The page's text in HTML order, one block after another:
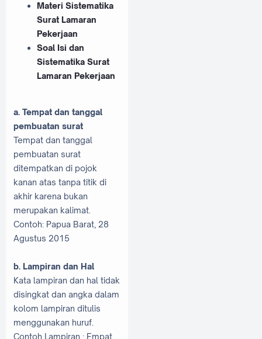
Materi Sistematika
Surat Lamaran
Pekerjaan
Soal Isi dan
Sistematika Surat
Lamaran Pekerjaan
a. Tempat dan tanggal
pembuatan surat
Tempat dan tanggal
pembuatan surat
ditempatkan di pojok
kanan atas tanpa titik di
akhir karena bukan
merupakan kalimat.
Contoh: Papua Barat, 28
Agustus 2015
b. Lampiran dan Hal
Kata lampiran dan hal tidak
disingkat dan angka dalam
kolom lampiran ditulis
menggunakan huruf.
Contoh Lampiran : Empat